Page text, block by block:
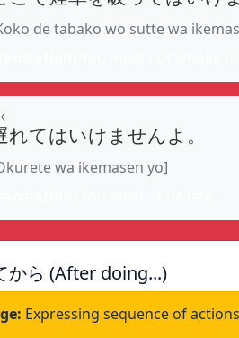
de tabako wo sutte wa
れてはいけませんよ。
wa ikemasen yo]
から (After doing...)
Expressing sequence of actions